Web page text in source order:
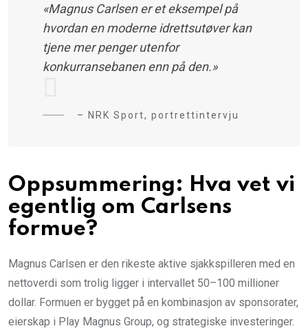
«Magnus Carlsen er et eksempel på
hvordan en moderne idrettsutøver kan
tjene mer penger utenfor
konkurransebanen enn på den.»
– NRK Sport, portrettintervju
Oppsummering: Hva vet vi
egentlig om Carlsens
formue?
Magnus Carlsen er den rikeste aktive sjakkspilleren med en
nettoverdi som trolig ligger i intervallet 50–100 millioner
dollar. Formuen er bygget på en kombinasjon av sponsorater,
eierskap i Play Magnus Group, og strategiske investeringer.